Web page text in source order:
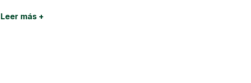
Leer más +